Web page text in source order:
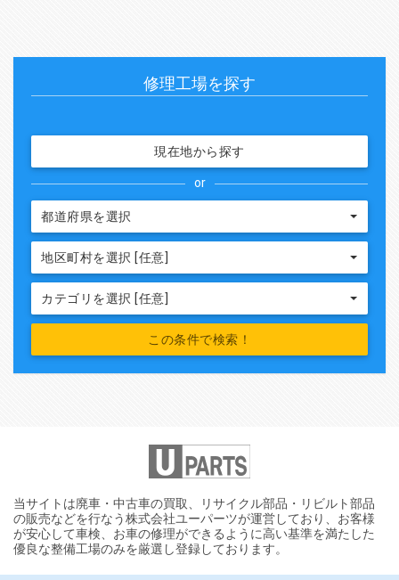
修理工場を探す
現在地から探す
or
都道府県を選択
地区町村を選択 [任意]
カテゴリを選択 [任意]
当サイトは廃車・中古車の買取、リサイクル部品・リビルト部品
の販売などを行なう株式会社ユーパーツが運営しており、お客様
が安心して車検、お車の修理ができるように高い基準を満たした
優良な整備工場のみを厳選し登録しております。